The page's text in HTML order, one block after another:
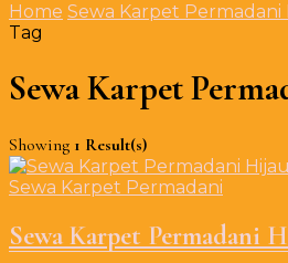
Home Sewa Karpet Permadani
Tag
Sewa Karpet
Showing 1 Result(s)
Sewa Karpet Permadani
Sewa Karpet Permadani